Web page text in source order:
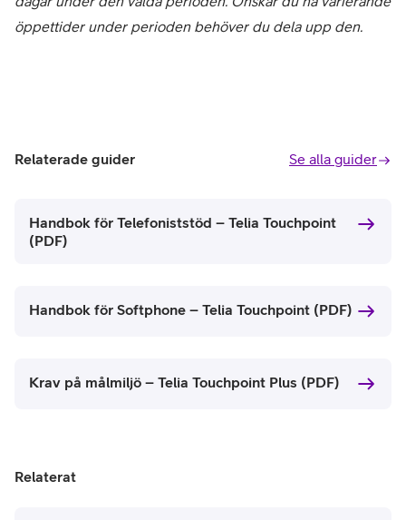
öppettider under perioden behöver du dela upp den.
Relaterade guider Se alla guider
Handbok för Telefoniststöd – Telia Touchpoint
(PDF)
Handbok för Softphone – Telia Touchpoint (PDF)
Krav på målmiljö – Telia Touchpoint Plus (PDF)
Relaterat